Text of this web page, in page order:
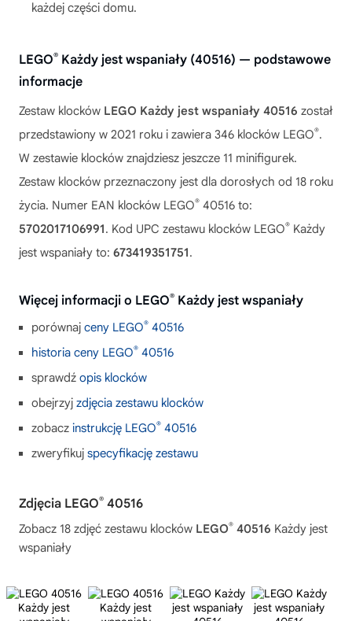
każdej części domu.
LEGO® Każdy jest wspaniały (40516) — podstawowe
informacje
Zestaw klocków LEGO Każdy jest wspaniały 40516 został
przedstawiony w 2021 roku i zawiera 346 klocków LEGO®.
W zestawie klocków znajdziesz jeszcze 11 minifigurek.
Zestaw klocków przeznaczony jest dla dorosłych od 18 roku
życia. Numer EAN klocków LEGO® 40516 to:
5702017106991. Kod UPC zestawu klocków LEGO® Każdy
jest wspaniały to: 673419351751.
Więcej informacji o LEGO® Każdy jest wspaniały
porównaj ceny LEGO® 40516
historia ceny LEGO® 40516
sprawdź opis klocków
obejrzyj zdjęcia zestawu klocków
zobacz instrukcję LEGO® 40516
zweryfikuj specyfikację zestawu
Zdjęcia LEGO® 40516
Zobacz 18 zdjęć zestawu klocków LEGO® 40516 Każdy jest
wspaniały